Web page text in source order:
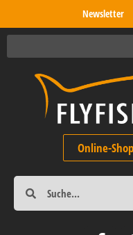
Newsletter
Online-Shop